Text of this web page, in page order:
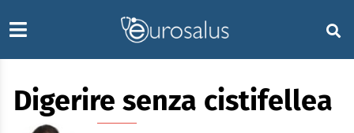
Digerire senza cistifellea